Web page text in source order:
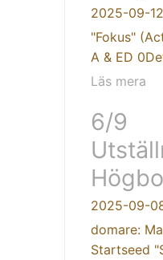
2025-09-12
"Fokus"
A & ED
Läs mera
6/9
Högbo
2025-09-
domare:
Startseed